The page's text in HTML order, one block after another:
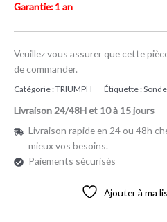
Garantie: 1 an
Veuillez vous assurer que cette
de commander.
Catégorie :TRIUMPH Étiquette :
Livraison 24/48H et 10 à 15 jours
Livraison rapide en 24 ou 48h
mieux vos besoins.
Paiements sécurisés
Ajouter à ma